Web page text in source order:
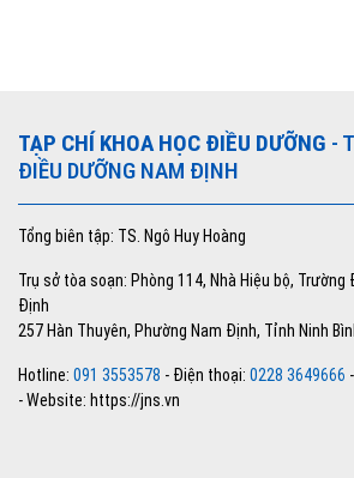
TẠP CHÍ KHOA HỌC ĐIỀU DƯỠNG -
ĐIỀU DƯỠNG NAM ĐỊNH
Tổng biên tập: TS. Ngô Huy Hoàng
Trụ sở tòa soạn: Phòng 114, Nhà Hiệu bộ,
Định
257 Hàn Thuyên, Phường Nam Định, Tỉnh Ninh
Hotline: 091 3553578 - Điện thoại: 0228 3649666
- Website: https://jns.vn